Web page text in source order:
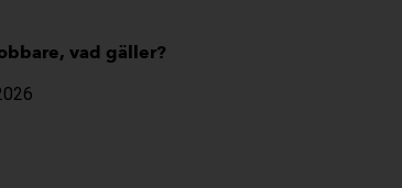
vad gäller?